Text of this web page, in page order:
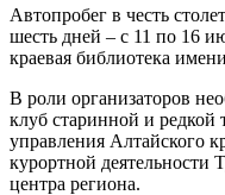
Автопробег в честь
шесть дней – с 11 по 16
краевая библиотека
В роли организаторов
клуб старинной и
управления Алтайского
курортной деятельности
центра региона.